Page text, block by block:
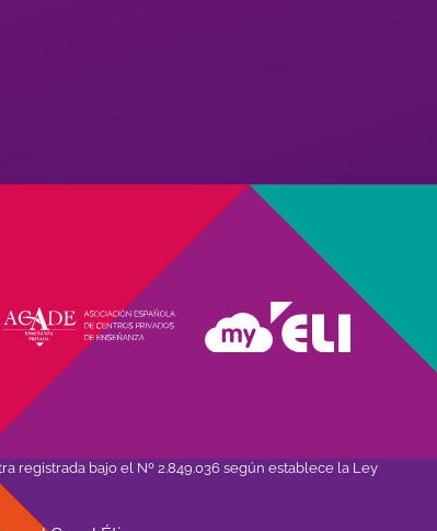
registrada bajo el Nº 2.849.036 según establece la Ley